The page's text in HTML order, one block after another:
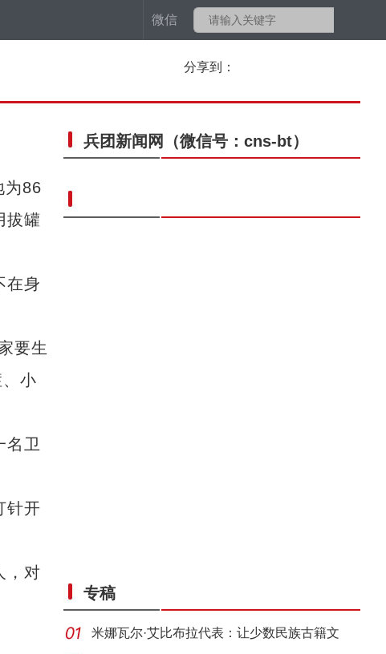
微信
分享到：
为86
拔罐
在身
要生
小
卫
针开
，对
兵团新闻网 （微信号：cns-bt）
专稿
米娜瓦尔·艾比布拉代表：让少数民族古籍文